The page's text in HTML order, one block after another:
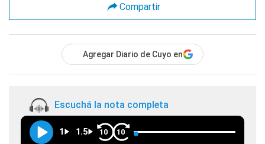
Compartir
Agregar Diario de Cuyo en
Escuchá la nota completa
1 1.5 10 10